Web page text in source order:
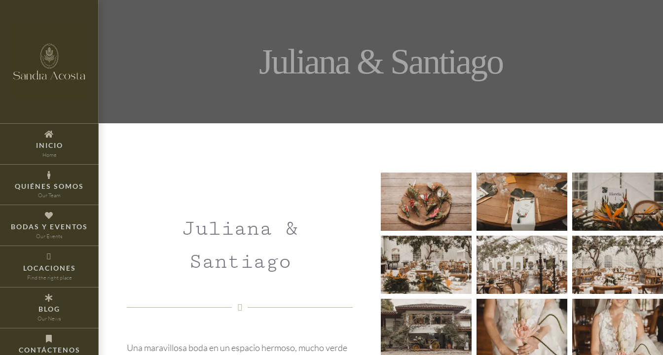
INICIO
Home
QUIÉNES SOMOS
Our Team
BODAS Y EVENTOS
Our Events
LOCACIONES
Find the right place
BLOG
Our News
CONTÁCTENOS
Juliana & Santiago
Juliana &
Santiago
Una maravillosa boda en un espacio hermoso, mucho verde